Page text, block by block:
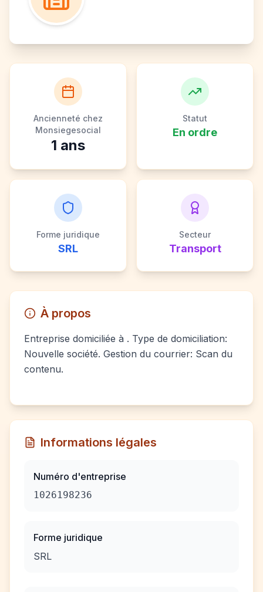
Ancienneté chez
Monsiegesocial
1 ans
Statut
En ordre
Forme juridique
SRL
Secteur
Transport
À propos
Entreprise domiciliée à . Type de domiciliation:
Nouvelle société. Gestion du courrier: Scan du
contenu.
Informations légales
Numéro d'entreprise
1026198236
Forme juridique
SRL